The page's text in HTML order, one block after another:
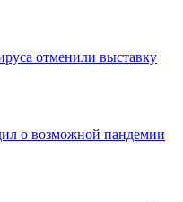
отменили выставку
о возможной пандемии